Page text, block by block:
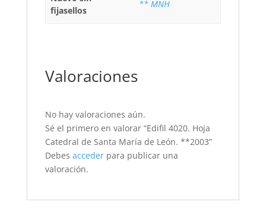
fijasellos
** MNH
Valoraciones
No hay valoraciones aún.
Sé el primero en valorar “Edifil 4020. Hoja
Catedral de Santa María de León. **2003”
Debes accederpara publicar una
valoración.